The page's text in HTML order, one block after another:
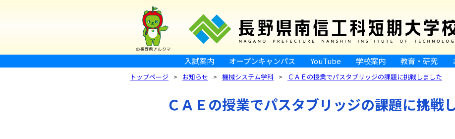
入試案内 オープンキャンパス YouTube 学校案内 教育・研究
トップページ お知らせ 機械システム学科 ＣＡＥの授業でパスタブリッジの課題に挑戦しました
ＣＡＥの授業でパスタブリッジの課題に挑戦